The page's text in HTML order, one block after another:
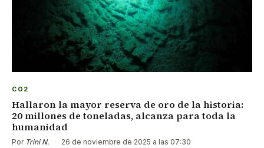
CO2
Hallaron la mayor reserva de oro de la historia:
20 millones de toneladas, alcanza para toda la
humanidad
Por Trini N. · 26 de noviembre de 2025 a las 07:30